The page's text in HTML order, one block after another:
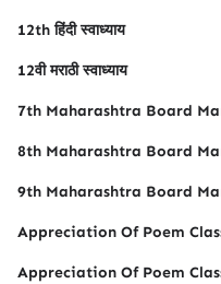
12th हिंदी स्वाध्याय
12वी मराठी स्वाध्याय
7th Maharashtra Board
8th Maharashtra Board
9th Maharashtra Board
Appreciation Of Poem
Appreciation Of Poem